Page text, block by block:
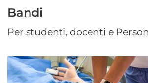
Bandi
Per studenti, docenti e